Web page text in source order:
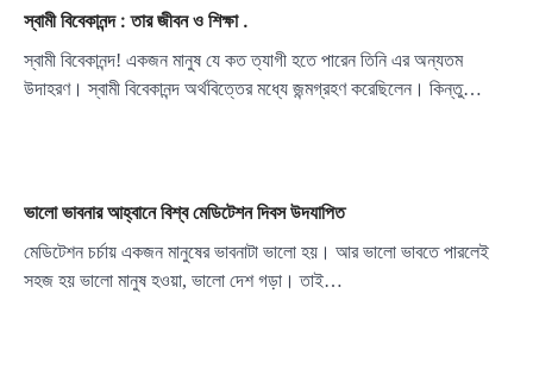
স্বামী বিবেকানন্দ : তার জীবন ও শিক্ষা .
স্বামী বিবেকানন্দ! একজন মানুষ যে কত ত্যাগী হতে পারেন তিনি এর অন্যতম
উদাহরণ। স্বামী বিবেকানন্দ অর্থবিত্তের মধ্যে জন্মগ্রহণ করেছিলেন। কিন্তু…
ভালো ভাবনার আহ্বানে বিশ্ব মেডিটেশন দিবস উদযাপিত
মেডিটেশন চর্চায় একজন মানুষের ভাবনাটা ভালো হয়। আর ভালো ভাবতে পারলেই
সহজ হয় ভালো মানুষ হওয়া, ভালো দেশ গড়া। তাই…